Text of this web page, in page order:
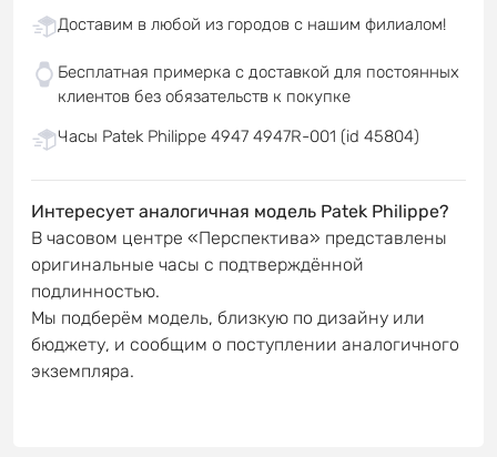
Доставим в любой из городов с нашим филиалом!
Бесплатная примерка с доставкой для постоянных
клиентов без обязательств к покупке
Часы Patek Philippe 4947 4947R-001 (id 45804)
Интересует аналогичная модель Patek Philippe?
В часовом центре «Перспектива» представлены
оригинальные часы с подтверждённой
подлинностью.
Мы подберём модель, близкую по дизайну или
бюджету, и сообщим о поступлении аналогичного
экземпляра.